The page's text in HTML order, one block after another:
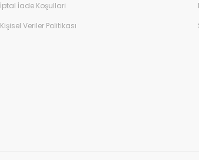
İptal İade Koşullari
Kişisel Veriler Politikası